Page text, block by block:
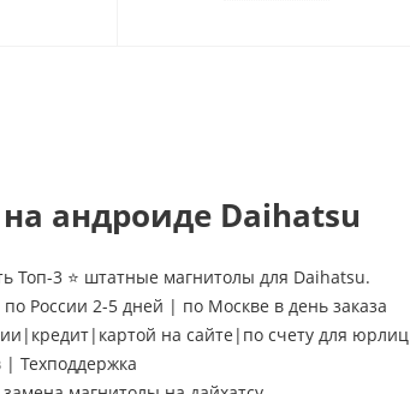
андроиде Daihatsu
Топ-3 ⭐ штатные магнитолы для Daihatsu.
по России 2-5 дней | по Москве в день заказа
на сайте|по счету для юрлиц
| Техподдержка